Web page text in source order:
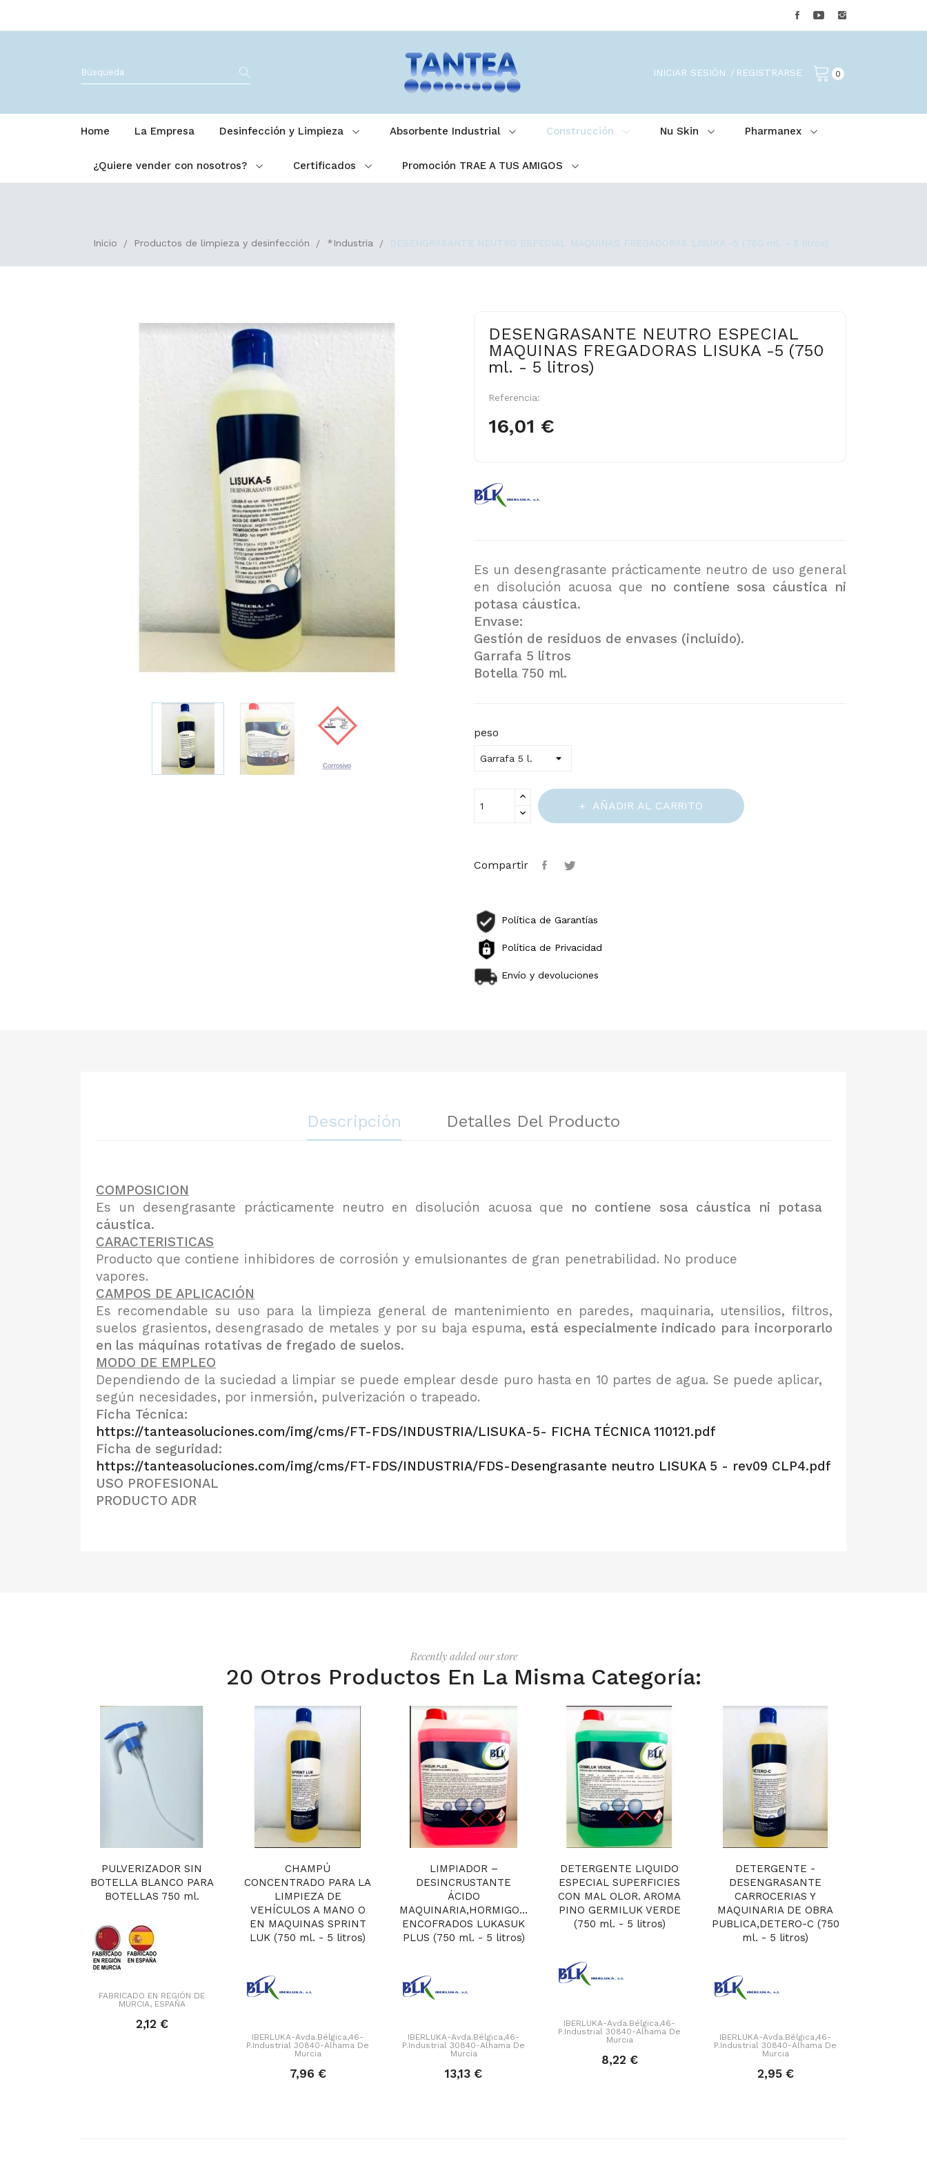
0
INICIAR SESIÓN REGISTRARSE
Home La Empresa Desinfección y Limpieza Absorbente Industrial Construcción Nu Skin Pharmanex
¿Quiere vender con nosotros? Certificados Promoción TRAE A TUS AMIGOS
Inicio Productos de limpieza y desinfección *Industria DESENGRASANTE NEUTRO ESPECIAL MAQUINAS FREGADORAS LISUKA -5 (750 ml. - 5 litros)
DESENGRASANTE NEUTRO ESPECIAL
MAQUINAS FREGADORAS LISUKA -5 (750
ml. - 5 litros)
Referencia:
16,01 €
Es un desengrasante prácticamente neutro de uso general
en disolución acuosa que
no contiene sosa cáustica ni
potasa cáustica.
Envase:
Gestión de residuos de envases (incluido).
Garrafa 5 litros
Botella 750 ml.
peso
AÑADIR AL CARRITO
Compartir
Política de Garantías
Política de Privacidad
Envío y devoluciones
Descripción Detalles Del Producto
COMPOSICION
Es un desengrasante prácticamente neutro en disolución acuosa que no contiene sosa cáustica ni potasa
cáustica.
CARACTERISTICAS
Producto que contiene inhibidores de corrosión y emulsionantes de gran penetrabilidad. No produce
vapores.
CAMPOS DE APLICACIÓN
Es recomendable su uso para la limpieza general de mantenimiento en paredes, maquinaria, utensilios, filtros,
suelos grasientos, desengrasado de metales y por su baja espuma, está especialmente indicado para incorporarlo
en las máquinas rotativas de fregado de suelos.
MODO DE EMPLEO
Dependiendo de la suciedad a limpiar se puede emplear desde puro hasta en 10 partes de agua. Se puede aplicar,
según necesidades, por inmersión, pulverización o trapeado.
Ficha Técnica:
https://tanteasoluciones.com/img/cms/FT-FDS/INDUSTRIA/LISUKA-5- FICHA TÉCNICA 110121.pdf
Ficha de seguridad:
https://tanteasoluciones.com/img/cms/FT-FDS/INDUSTRIA/FDS-Desengrasante neutro LISUKA 5 - rev09 CLP4.pdf
USO PROFESIONAL
PRODUCTO ADR
Recently added our store
20 Otros Productos En La Misma Categoría:
PULVERIZADOR SIN
BOTELLA BLANCO PARA
BOTELLAS 750 ml.
FABRICADO EN REGIÓN DE
MURCIA, ESPAÑA
2,12 €
CHAMPÚ
CONCENTRADO PARA LA
LIMPIEZA DE
VEHÍCULOS A MANO O
EN MAQUINAS SPRINT
LUK (750 ml. - 5 litros)
IBERLUKA-Avda.Bélgica,46-
P.Industrial 30840-Alhama De
Murcia
7,96 €
LIMPIADOR –
DESINCRUSTANTE
ÁCIDO
MAQUINARIA,HORMIGONERAS,CHAPAS
ENCOFRADOS LUKASUK
PLUS (750 ml. - 5 litros)
IBERLUKA-Avda.Bélgica,46-
P.Industrial 30840-Alhama De
Murcia
13,13 €
DETERGENTE LIQUIDO
ESPECIAL SUPERFICIES
CON MAL OLOR. AROMA
PINO GERMILUK VERDE
(750 ml. - 5 litros)
IBERLUKA-Avda.Bélgica,46-
P.Industrial 30840-Alhama De
Murcia
8,22 €
DETERGENTE -
DESENGRASANTE
CARROCERIAS Y
MAQUINARIA DE OBRA
PUBLICA,DETERO-C (750
ml. - 5 litros)
IBERLUKA-Avda.Bélgica,46-
P.Industrial 30840-Alhama De
Murcia
2,95 €